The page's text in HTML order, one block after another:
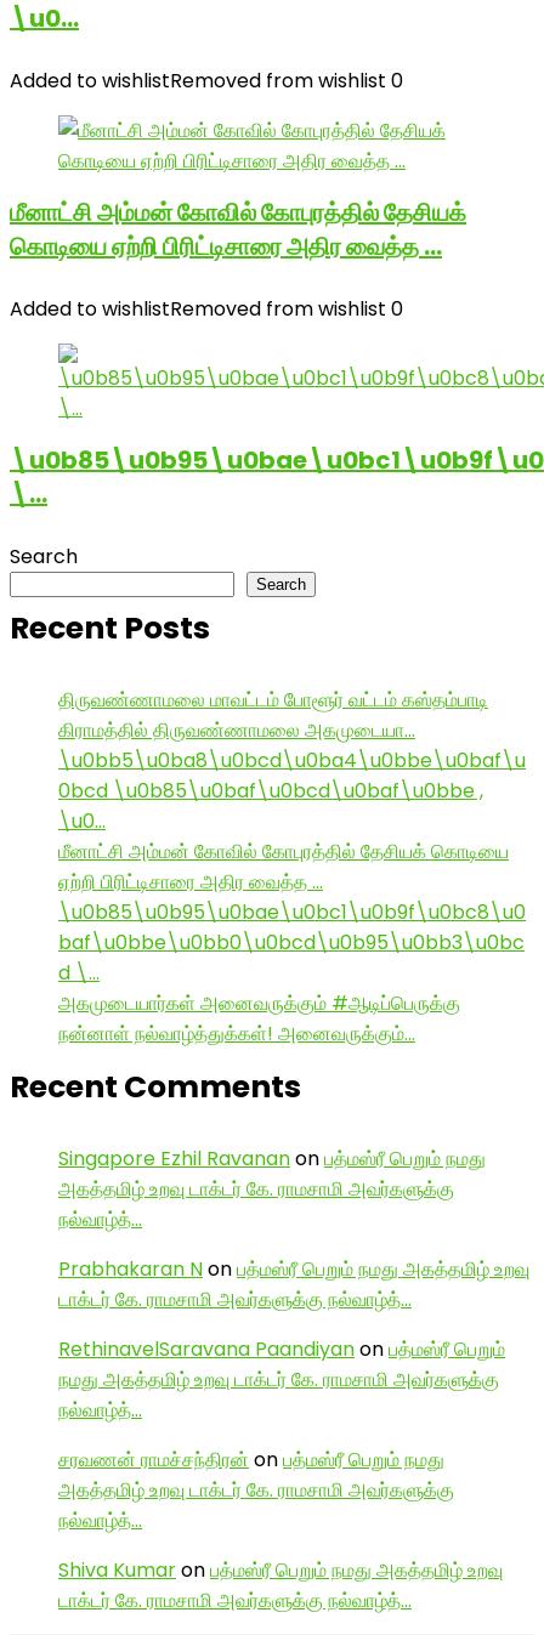
\u0…
Added to wishlistRemoved from wishlist 0
மீனாட்சி அம்மன் கோவில் கோபுரத்தில் தேசியக்
கொடியை ஏற்றி பிரிட்டிசாரை அதிர வைத்த …
Added to wishlistRemoved from wishlist 0
\…
Search
Search
Recent Posts
திருவண்ணாமலை மாவட்டம் போளூர் வட்டம் கஸ்தம்பாடி
கிராமத்தில் திருவண்ணாமலை அகமுடையா…
\u0bb5\u0ba8\u0bcd\u0ba4\u0bbe\u0baf\u
0bcd \u0b85\u0baf\u0bcd\u0baf\u0bbe ,
\u0…
மீனாட்சி அம்மன் கோவில் கோபுரத்தில் தேசியக் கொடியை
ஏற்றி பிரிட்டிசாரை அதிர வைத்த …
\u0b85\u0b95\u0bae\u0bc1\u0b9f\u0bc8\u0
baf\u0bbe\u0bb0\u0bcd\u0b95\u0bb3\u0bc
d \…
அகமுடையார்கள் அனைவருக்கும் #ஆடிப்பெருக்கு
நன்னாள் நல்வாழ்த்துக்கள்! அனைவருக்கும்…
Recent Comments
Singapore Ezhil Ravananonபத்மஸ்ரீ பெறும் நமது
அகத்தமிழ் உறவு டாக்டர் கே. ராமசாமி அவர்களுக்கு
நல்வாழ்த்…
Prabhakaran Nonபத்மஸ்ரீ பெறும் நமது அகத்தமிழ் உறவு
டாக்டர் கே. ராமசாமி அவர்களுக்கு நல்வாழ்த்…
RethinavelSaravana Paandiyanonபத்மஸ்ரீ பெறும்
நமது அகத்தமிழ் உறவு டாக்டர் கே. ராமசாமி அவர்களுக்கு
நல்வாழ்த்…
சரவணன் ராமச்சந்திரன் onபத்மஸ்ரீ பெறும் நமது
அகத்தமிழ் உறவு டாக்டர் கே. ராமசாமி அவர்களுக்கு
நல்வாழ்த்…
Shiva Kumaronபத்மஸ்ரீ பெறும் நமது அகத்தமிழ் உறவு
டாக்டர் கே. ராமசாமி அவர்களுக்கு நல்வாழ்த்…